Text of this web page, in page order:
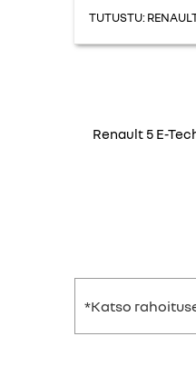
TUTUSTU:
Renault 5 E-
*Katso